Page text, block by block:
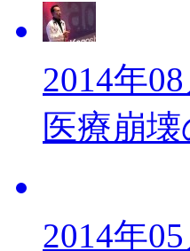
2014年
医療崩
2014年